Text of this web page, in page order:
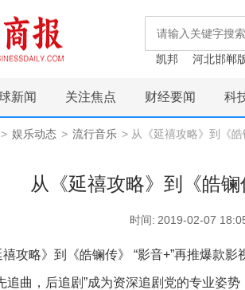
凯邦 河北邯郸
新闻 关注焦点 财经要闻 科
> 娱乐动态 > 流行音乐 > 从《延禧攻略》到《皓
从《延禧攻略》到《皓
时间: 2019-02-07
攻略》到《皓镧传》 “影音+”再推爆款影
曲，后追剧”成为资深追剧党的专业姿势